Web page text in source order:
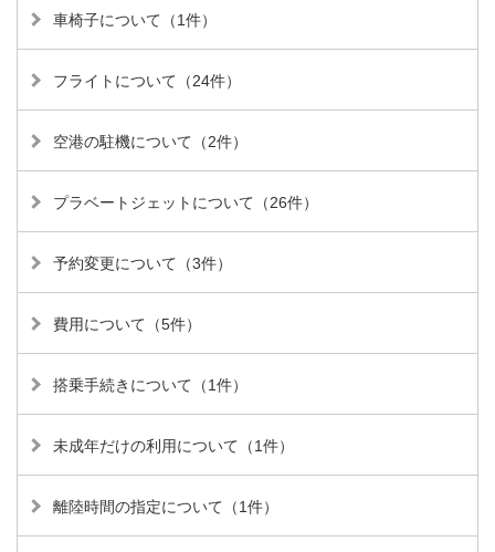
車椅子について（1件）
フライトについて（24件）
空港の駐機について（2件）
プラベートジェットについて（26件）
予約変更について（3件）
費用について（5件）
搭乗手続きについて（1件）
未成年だけの利用について（1件）
離陸時間の指定について（1件）